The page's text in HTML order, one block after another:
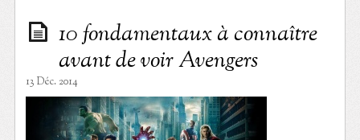
10 fondamentaux à connaître
avant de voir Avengers
13 Déc. 2014